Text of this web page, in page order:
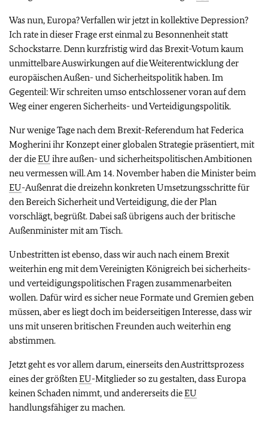
Was nun, Europa? Verfallen wir jetzt in kollektive Depression?
Ich rate in dieser Frage erst einmal zu Besonnenheit statt
Schockstarre. Denn kurzfristig wird das Brexit-Votum kaum
unmittelbare Auswirkungen auf die Weiterentwicklung der
europäischen Außen- und Sicherheitspolitik haben. Im
Gegenteil: Wir schreiten umso entschlossener voran auf dem
Weg einer engeren Sicherheits- und Verteidigungspolitik.
Nur wenige Tage nach dem Brexit-Referendum hat Federica
Mogherini ihr Konzept einer globalen Strategie präsentiert, mit
der dieEU ihre außen- und sicherheitspolitischen Ambitionen
neu vermessen will. Am 14. November haben die Minister beim
EU-Außenrat die dreizehn konkreten Umsetzungsschritte für
den Bereich Sicherheit und Verteidigung, die der Plan
vorschlägt, begrüßt. Dabei saß übrigens auch der britische
Außenminister mit am Tisch.
Unbestritten ist ebenso, dass wir auch nach einem Brexit
weiterhin eng mit dem Vereinigten Königreich bei sicherheits-
und verteidigungspolitischen Fragen zusammenarbeiten
wollen. Dafür wird es sicher neue Formate und Gremien geben
müssen, aber es liegt doch im beiderseitigen Interesse, dass wir
uns mit unseren britischen Freunden auch weiterhin eng
abstimmen.
Jetzt geht es vor allem darum, einerseits den Austrittsprozess
eines der größtenEU-Mitglieder so zu gestalten, dass Europa
keinen Schaden nimmt, und andererseits dieEU
handlungsfähiger zu machen.